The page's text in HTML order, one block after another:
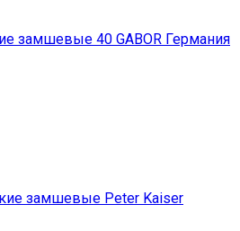
замшевые 40 GABOR Германия
замшевые Peter Kaiser